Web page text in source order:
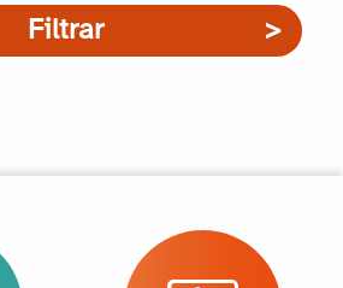
Filtrar